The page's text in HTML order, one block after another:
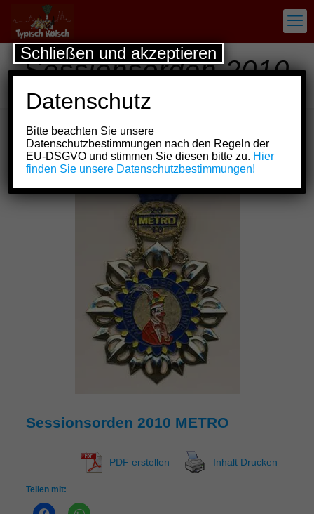
Sessionsorden 2010
METRO
Show all
Sessionsorden 2010 METRO
PDF erstellen Inhalt Drucken
Teilen mit:
Datenschutz
Bitte beachten Sie unsere
Datenschutzbestimmungen nach den Regeln der
EU-DSGVO und stimmen Sie diesen bitte zu. Hier
finden Sie unsere Datenschutzbestimmungen!
Schließen und akzeptieren